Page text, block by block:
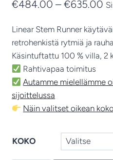
€484.00 – €635.00
-
Linear Stem Runner
retrohenkistä rytmiä ja
Käsintuftattu 100 % villa, 2
Rahtivapaa toimitus
Autamme mielellämme
sijoittelussa
Näin valitset oikean
KOKO